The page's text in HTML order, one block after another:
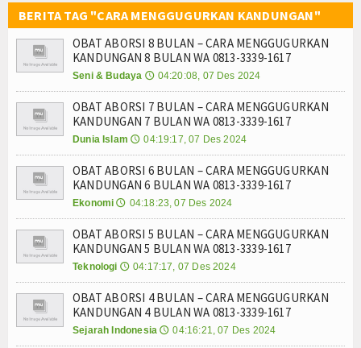
Nasional
Ekonomi
Hukum
Hiburan
Religi
Ceramah
Hikmah
Index Berita
Cara Menggugurkan Kandungan Usia Kehamilan
Cara Menggugurkan Kandungan Usia Kehamilan
Mencari Informasi Obat Aborsi Misoprostol di
Mencari Informasi Obat Aborsi Misoprostol di
Mencari Informasi Obat Aborsi Misoprostol Di
Mencari Informasi Obat Aborsi Misoprostol Di
Cara Menggugurkan Kandungan Usia Kehamilan
Cara Menggugurkan Kandungan Usia Kehamilan
Cara Menggugurkan Kandungan Usia Kehamilan
Cara Menggugurkan Kandungan Usia Kehamilan
Cara Menggugurkan Kandungan Usia Kehamilan
Cara Menggugurkan Kandungan Usia Kehamilan
Mencari Informasi Obat Aborsi Misoprostol di
Mencari Informasi Obat Aborsi Misoprostol di
Mencari Informasi Obat Aborsi Misoprostol Di
Mencari Informasi Obat Aborsi Misoprostol Di
Cara Menggugurkan Kandungan Usia Kehamilan
Cara Menggugurkan Kandungan Usia
BERITA TAG "CARA MENGGUGURKAN KANDUNGAN"
OBAT ABORSI 8 BULAN – CARA MENGGUGURKAN
KANDUNGAN 8 BULAN WA 0813-3339-1617
Seni & Budaya 🕔 04:20:08, 07 Des 2024
OBAT ABORSI 7 BULAN – CARA MENGGUGURKAN
KANDUNGAN 7 BULAN WA 0813-3339-1617
Dunia Islam 🕔 04:19:17, 07 Des 2024
OBAT ABORSI 6 BULAN – CARA MENGGUGURKAN
KANDUNGAN 6 BULAN WA 0813-3339-1617
Ekonomi 🕔 04:18:23, 07 Des 2024
OBAT ABORSI 5 BULAN – CARA MENGGUGURKAN
KANDUNGAN 5 BULAN WA 0813-3339-1617
Teknologi 🕔 04:17:17, 07 Des 2024
OBAT ABORSI 4 BULAN – CARA MENGGUGURKAN
KANDUNGAN 4 BULAN WA 0813-3339-1617
Sejarah Indonesia 🕔 04:16:21, 07 Des 2024